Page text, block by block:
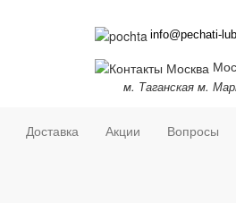
info@pechati-
м. Таганская м.
Доставка Акции Вопросы